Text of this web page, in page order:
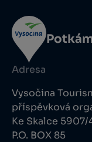
Adresa
Vysočina
příspěvková
Ke Skalce 5907/
P.O. BOX 85